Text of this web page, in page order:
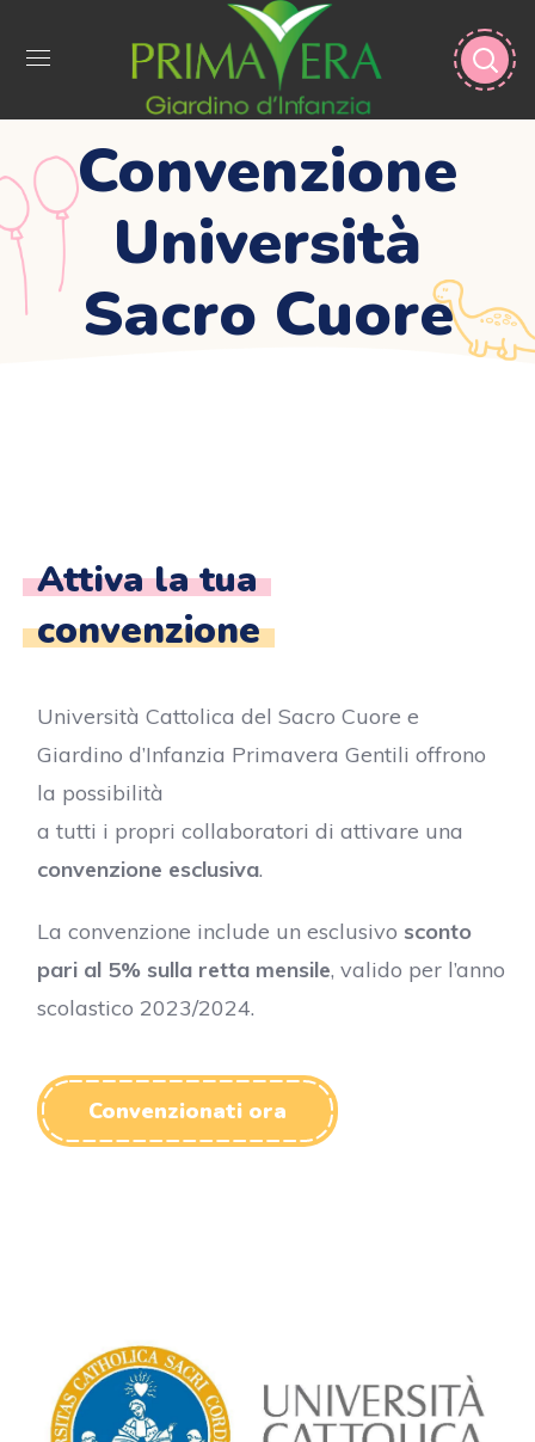
Convenzione
Università
Sacro Cuore
Attiva la tua
convenzione
Università Cattolica del Sacro Cuore e
Giardino d’Infanzia Primavera Gentili offrono
la possibilità
a tutti i propri collaboratori di attivare una
convenzione esclusiva.
La convenzione include un esclusivo sconto
pari al 5% sulla retta mensile, valido per l’anno
scolastico 2023/2024.
Convenzionati ora